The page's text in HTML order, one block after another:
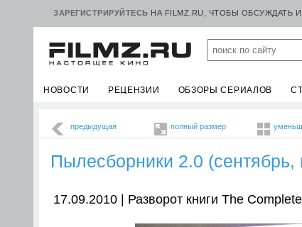
ЗАРЕГИСТРИРУЙТЕСЬ НА FILMZ.RU, ЧТОБЫ
НОВОСТИ РЕЦЕНЗИИ ОБЗОРЫ СЕРИАЛОВ
предыдущая полный размер
Пылесборники 2.0 (сентябрь,
17.09.2010 | Разворот книги The